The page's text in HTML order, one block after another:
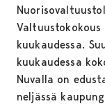
kuukaudessa.
kuukaudessa
Nuvalla on
neljässä